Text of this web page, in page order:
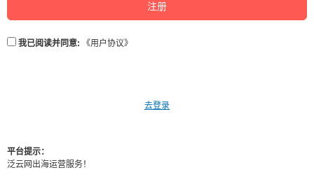
注册
我已阅读并同意: 《用户协议》
去登录
平台提示：
泛云网出海运营服务！